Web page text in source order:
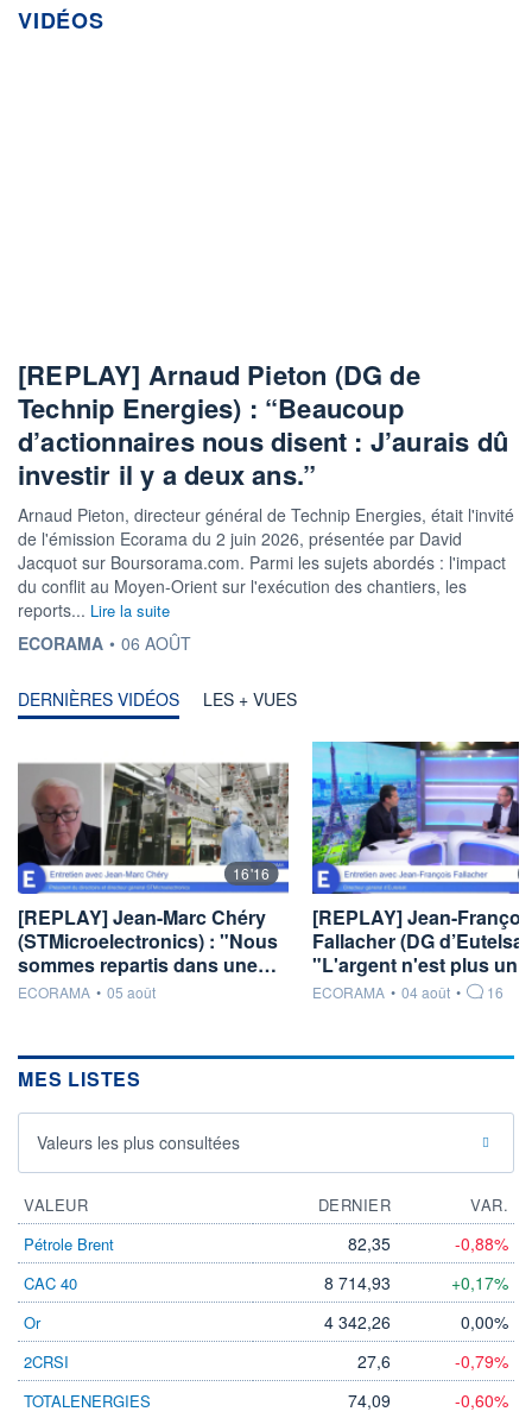
VIDÉOS
[REPLAY] Arnaud Pieton (DG de
Technip Energies) : “Beaucoup
d’actionnaires nous disent : J’aurais dû
investir il y a deux ans.”
Arnaud Pieton, directeur général de Technip Energies, était l'invité
de l'émission Ecorama du 2 juin 2026, présentée par David
Jacquot sur Boursorama.com. Parmi les sujets abordés : l'impact
du conflit au Moyen-Orient sur l'exécution des chantiers, les
reports... Lire la suite
INFORMATION FOURNIE PAR
ECORAMA • 06 AOÛT
DERNIÈRES VIDÉOS LES + VUES
16'16
[REPLAY] Jean-Marc Chéry
(STMicroelectronics) : "Nous
sommes repartis dans une…
information fournie par
ECORAMA • 05 août
[REPLAY] Jean-
Fallacher (DG
"L'argent n'est plus un
information fournie par
ECORAMA • 04 août • 16
MES LISTES
Valeurs les plus consultées
VALEUR DERNIER
VAR.
Pétrole Brent
82,35 -0,88%
CAC 40 8 714,93 +0,17%
Or 4 342,26 0,00%
2CRSI 27,6 -0,79%
TOTALENERGIES 74,09 -0,60%